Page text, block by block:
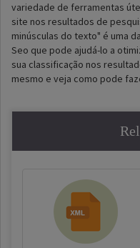
variedade de ferramentas
site nos resultados de
minúsculas do texto" é uma
Seo que pode ajudá-lo a
sua classificação nos
mesmo e veja como pode